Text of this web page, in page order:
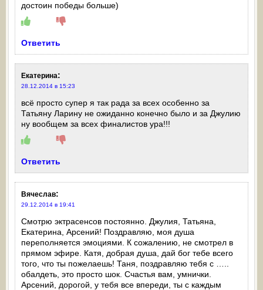
достоин победы больше)
Ответить
Екатерина:
28.12.2014 в 15:23
всё просто супер я так рада за всех особенно за
Татьяну Ларину не ожиданно конечно было и за Джулию
ну вообщем за всех финалистов ура!!!
Ответить
Вячеслав:
29.12.2014 в 19:41
Смотрю эктрасенсов постоянно. Джулия, Татьяна,
Екатерина, Арсений! Поздравляю, моя душа
переполняется эмоциями. К сожалению, не смотрел в
прямом эфире. Катя, добрая душа, дай бог тебе всего
того, что ты пожелаешь! Таня, поздравляю тебя с …..
обалдеть, это просто шок. Счастья вам, умнички.
Арсений, дорогой, у тебя все впереди, ты с каждым